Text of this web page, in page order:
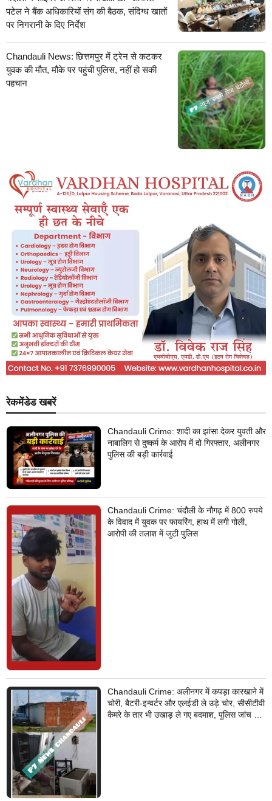
पटेल ने बैंक अधिकारियों संग की बैठक, संदिग्ध खातों
पर निगरानी के दिए निर्देश
Chandauli News: छित्तमपुर में ट्रेन से कटकर
युवक की मौत, मौके पर पहुंची पुलिस, नहीं हो सकी
पहचान
रेकमेंडेड खबरें
Chandauli Crime: शादी का झांसा देकर युवती और
नाबालिग से दुष्कर्म के आरोप में दो गिरफ्तार, अलीनगर
पुलिस की बड़ी कार्रवाई
Chandauli Crime: चंदौली के नौगढ़ में 800 रुपये
के विवाद में युवक पर फायरिंग, हाथ में लगी गोली,
आरोपी की तलाश में जुटी पुलिस
Chandauli Crime: अलीनगर में कपड़ा कारखाने में
चोरी, बैटरी-इन्वर्टर और एलईडी ले उड़े चोर, सीसीटीवी
कैमरे के तार भी उखाड़ ले गए बदमाश, पुलिस जांच में